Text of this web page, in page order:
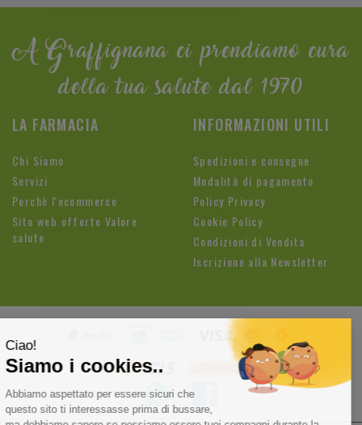
A Graffignana ci prendiamo cura
della tua salute dal 1970
LA FARMACIA
Chi Siamo
Servizi
Perchè l'ecommerce
Sito web offerte Valore
salute
INFORMAZIONI UTILI
Spedizioni e consegne
Modalità di pagamento
Policy Privacy
Cookie Policy
Condizioni di Vendita
Iscrizione alla Newsletter